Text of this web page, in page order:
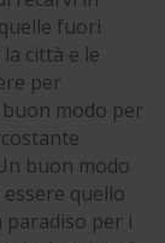
fuori
città e le
per
buon modo per
buon modo
quello
paradiso per i